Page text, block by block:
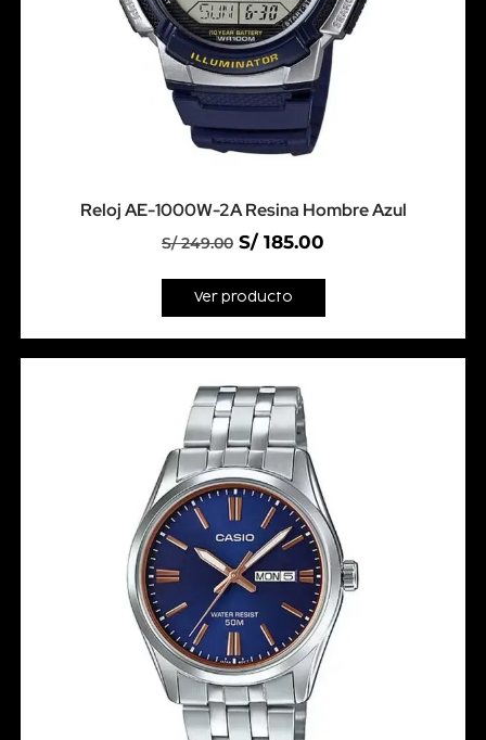
Reloj AE-1000W-2A Resina Hombre Azul
S/249.00 S/ 185.00
Ver producto